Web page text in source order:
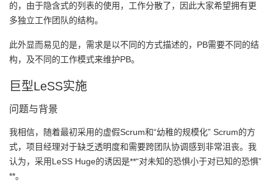
的，由于隐含式的列表的使用，工作分散了，因此大家希望拥有更
多独立工作团队的结构。
此外显而易见的是，需求是以不同的方式描述的，PB需要不同的结
构，及不同的工作模式来维护PB。
巨型LeSS实施
问题与背景
我相信，随着最初采用的虚假Scrum和“幼稚的规模化” Scrum的方
式，项目经理对于缺乏透明度和需要跨团队协调感到非常沮丧。我
认为，采用LeSS Huge的诱因是**“对未知的恐惧小于对已知的恐惧”
**。